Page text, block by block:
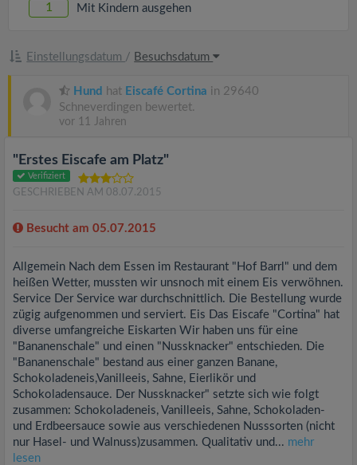
1 Mit Kindern ausgehen
Einstellungsdatum / Besuchsdatum
Hund hat Eiscafé Cortina in 29640
Schneverdingen bewertet.
vor 11 Jahren
"Erstes Eiscafe am Platz"
Verifiziert
GESCHRIEBEN AM 08.07.2015
Besucht am 05.07.2015
Allgemein Nach dem Essen im Restaurant "Hof Barrl" und dem
heißen Wetter, mussten wir unsnoch mit einem Eis verwöhnen.
Service Der Service war durchschnittlich. Die Bestellung wurde
zügig aufgenommen und serviert. Eis Das Eiscafe "Cortina" hat
diverse umfangreiche Eiskarten Wir haben uns für eine
"Bananenschale" und einen "Nussknacker" entschieden. Die
"Bananenschale" bestand aus einer ganzen Banane,
Schokoladeneis,Vanilleeis, Sahne, Eierlikör und
Schokoladensauce. Der Nussknacker" setzte sich wie folgt
zusammen: Schokoladeneis, Vanilleeis, Sahne, Schokoladen-
und Erdbeersauce sowie aus verschiedenen Nusssorten (nicht
nur Hasel- und Walnuss)zusammen. Qualitativ und... mehr
lesen